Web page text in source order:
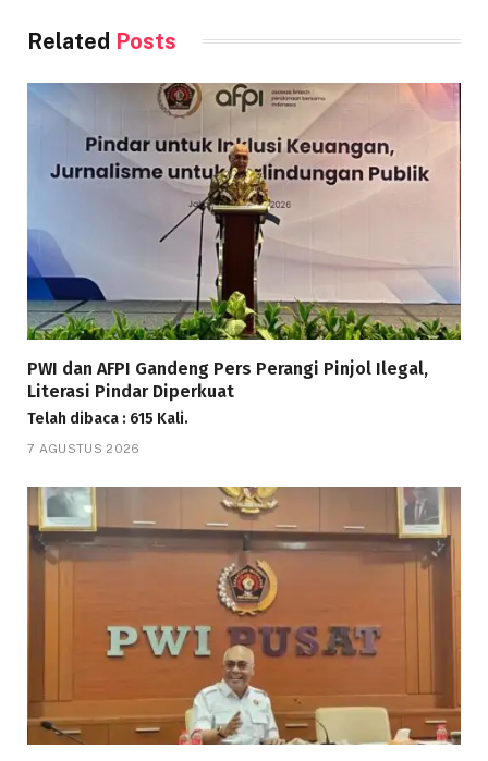
Related Posts
PWI dan AFPI Gandeng Pers Perangi Pinjol Ilegal,
Literasi Pindar Diperkuat
Telah dibaca : 615 Kali.
7 AGUSTUS 2026